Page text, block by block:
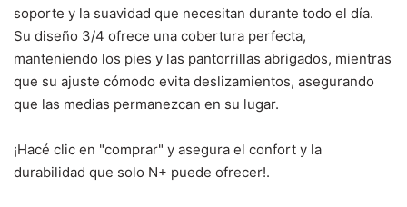
soporte y la suavidad que necesitan durante todo el día.
Su diseño 3/4 ofrece una cobertura perfecta,
manteniendo los pies y las pantorrillas abrigados, mientras
que su ajuste cómodo evita deslizamientos, asegurando
que las medias permanezcan en su lugar.
¡Hacé clic en "comprar" y asegura el confort y la
durabilidad que solo N+ puede ofrecer!.